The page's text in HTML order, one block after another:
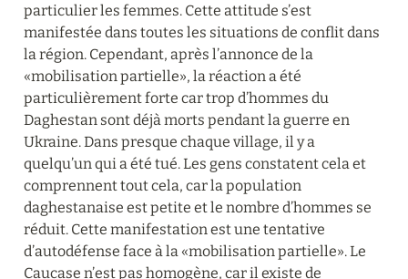
particulier les femmes. Cette attitude s’est
manifestée dans toutes les situations de conflit dans
la région. Cependant, après l’annonce de la
«mobilisation partielle», la réaction a été
particulièrement forte car trop d’hommes du
Daghestan sont déjà morts pendant la guerre en
Ukraine. Dans presque chaque village, il y a
quelqu’un qui a été tué. Les gens constatent cela et
comprennent tout cela, car la population
daghestanaise est petite et le nombre d’hommes se
réduit. Cette manifestation est une tentative
d’autodéfense face à la «mobilisation partielle». Le
Caucase n’est pas homogène, car il existe de